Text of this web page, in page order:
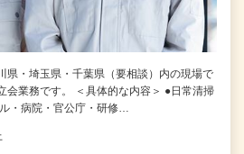
県・埼玉県・千葉県（要相談）内の現場で
会業務です。 ＜具体的な内容＞ ●日常清掃
・病院・官公庁・研修…